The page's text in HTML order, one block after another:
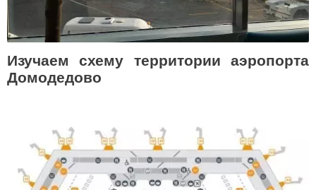
Изучаем схему территории аэропорта
Домодедово